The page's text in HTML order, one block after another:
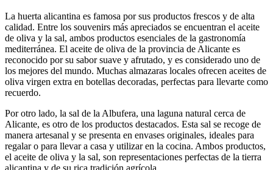
La huerta alicantina es famosa por sus productos frescos y de alta
calidad. Entre los souvenirs más apreciados se encuentran el aceite
de oliva y la sal, ambos productos esenciales de la gastronomía
mediterránea. El aceite de oliva de la provincia de Alicante es
reconocido por su sabor suave y afrutado, y es considerado uno de
los mejores del mundo. Muchas almazaras locales ofrecen aceites de
oliva virgen extra en botellas decoradas, perfectas para llevarte como
recuerdo.
Por otro lado, la sal de la Albufera, una laguna natural cerca de
Alicante, es otro de los productos destacados. Esta sal se recoge de
manera artesanal y se presenta en envases originales, ideales para
regalar o para llevar a casa y utilizar en la cocina. Ambos productos,
el aceite de oliva y la sal, son representaciones perfectas de la tierra
alicantina y de su rica tradición agrícola.